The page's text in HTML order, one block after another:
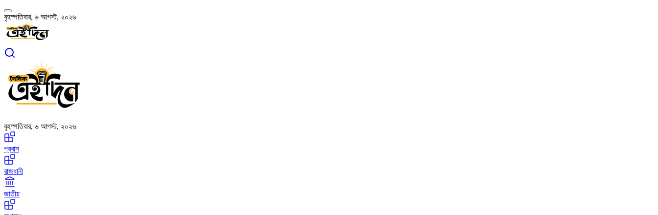
বৃহস্পতিবার, ৬ আগস্ট, ২০২৬
বৃহস্পতিবার, ৬ আগস্ট, ২০২৬
প্রবাস
রাজধানী
জাতীয়